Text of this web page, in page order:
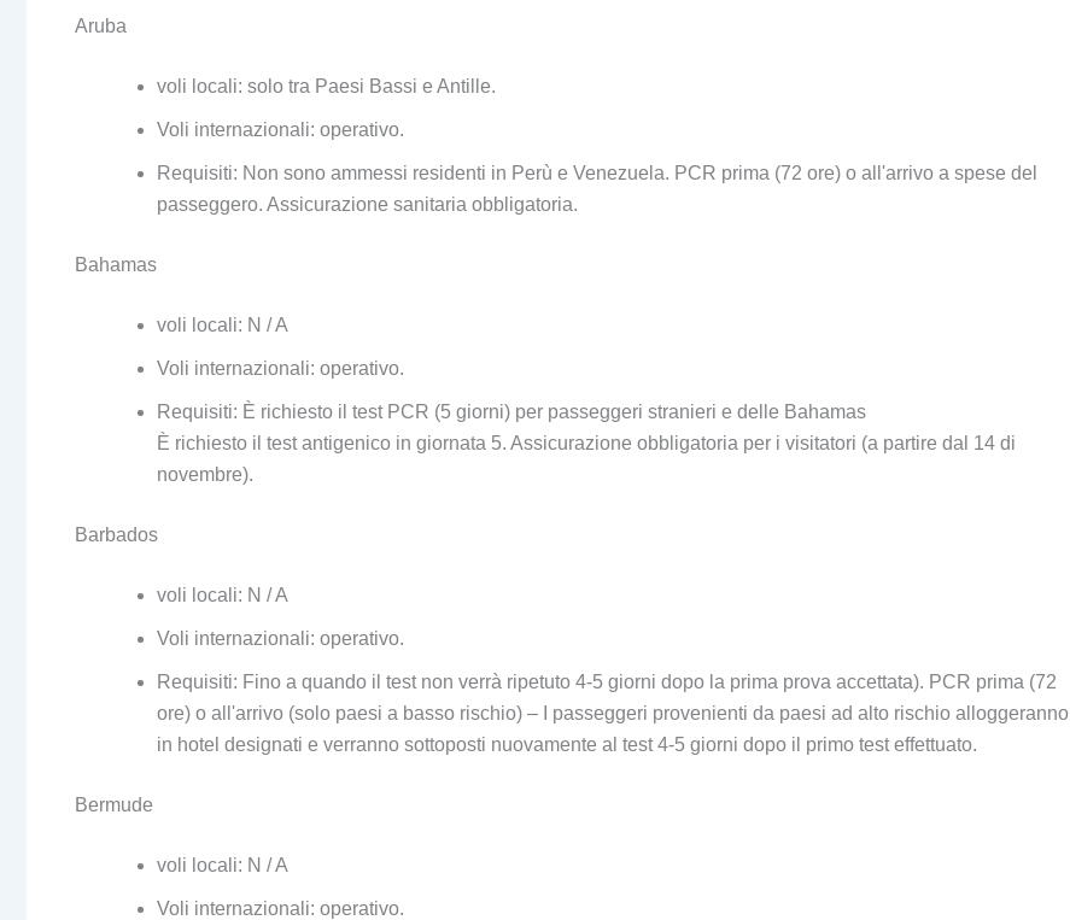
Aruba
voli locali: solo tra Paesi Bassi e Antille.
Voli internazionali: operativo.
Requisiti: Non sono ammessi residenti in Perù e Venezuela. PCR prima (72 ore) o all'arrivo a spese del
passeggero. Assicurazione sanitaria obbligatoria.
Bahamas
voli locali: N / A
Voli internazionali: operativo.
Requisiti: È richiesto il test PCR (5 giorni) per passeggeri stranieri e delle Bahamas
È richiesto il test antigenico in giornata 5. Assicurazione obbligatoria per i visitatori (a partire dal 14 di
novembre).
Barbados
voli locali: N / A
Voli internazionali: operativo.
Requisiti: Fino a quando il test non verrà ripetuto 4-5 giorni dopo la prima prova accettata). PCR prima (72
ore) o all'arrivo (solo paesi a basso rischio) – I passeggeri provenienti da paesi ad alto rischio alloggeranno
in hotel designati e verranno sottoposti nuovamente al test 4-5 giorni dopo il primo test effettuato.
Bermude
voli locali: N / A
Voli internazionali: operativo.